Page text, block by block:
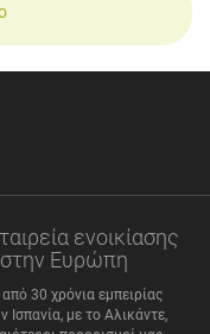
ενοικίασης
στην Ευρώπη
30 χρόνια εμπειρίας
Ισπανία, με το Αλικάντε,